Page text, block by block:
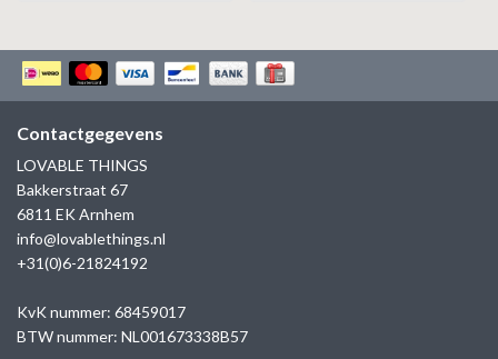
Contactgegevens
LOVABLE THINGS
Bakkerstraat 67
6811 EK Arnhem
info@lovablethings.nl
+31(0)6-21824192
KvK nummer: 68459017
BTW nummer: NL001673338B57